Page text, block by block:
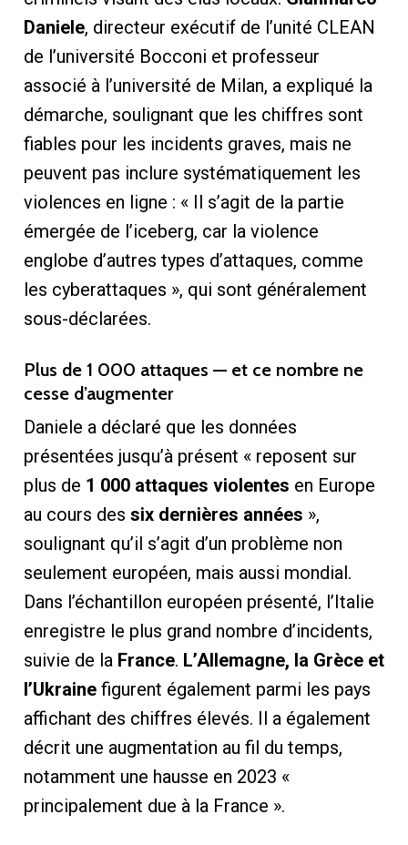
Daniele, directeur exécutif de l’unité CLEAN
de l’université Bocconi et professeur
associé à l’université de Milan, a expliqué la
démarche, soulignant que les chiffres sont
fiables pour les incidents graves, mais ne
peuvent pas inclure systématiquement les
violences en ligne : « Il s’agit de la partie
émergée de l’iceberg, car la violence
englobe d’autres types d’attaques, comme
les cyberattaques », qui sont généralement
sous-déclarées.
Plus de 1 000 attaques — et ce nombre ne
cesse d’augmenter
Daniele a déclaré que les données
présentées jusqu’à présent « reposent sur
plus de 1 000 attaques violentes en Europe
au cours des six dernières années »,
soulignant qu’il s’agit d’un problème non
seulement européen, mais aussi mondial.
Dans l’échantillon européen présenté, l’Italie
enregistre le plus grand nombre d’incidents,
suivie de la France. L’Allemagne, la Grèce et
l’Ukrainefigurent également parmi les pays
affichant des chiffres élevés. Il a également
décrit une augmentation au fil du temps,
notamment une hausse en 2023 «
principalement due à la France ».